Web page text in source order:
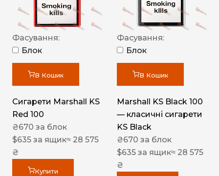
Фасування:
Блок
В Кошик
Сигарети Marshall KS
Red 100
₴670 за блок
$635 за ящик≈ 28 575
₴
Купити
Фасування:
Блок
В Кошик
Marshall KS Black 100
— класичні сигарети
KS Black
₴670 за блок
$635 за ящик≈ 28 575
₴